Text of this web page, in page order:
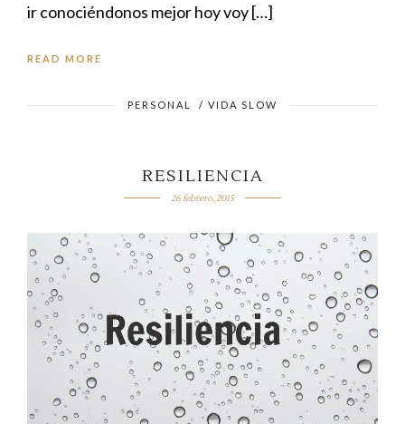
ir conociéndonos mejor hoy voy […]
READ MORE
PERSONAL / VIDA SLOW
RESILIENCIA
26 febrero, 2015